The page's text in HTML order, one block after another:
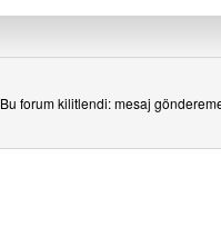
Bu forum kilitlendi: mesaj